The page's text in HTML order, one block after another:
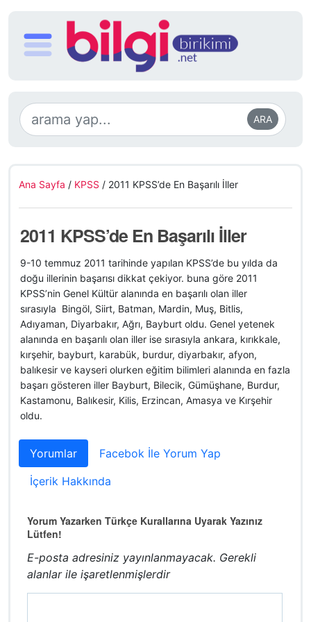
ARA
Ana Sayfa / KPSS / 2011 KPSS’de En Başarılı İller
2011 KPSS’de En Başarılı İller
9-10 temmuz 2011 tarihinde yapılan KPSS’de bu yılda da
doğu illerinin başarısı dikkat çekiyor. buna göre 2011
KPSS’nin Genel Kültür alanında en başarılı olan iller
sırasıyla Bingöl, Siirt, Batman, Mardin, Muş, Bitlis,
Adıyaman, Diyarbakır, Ağrı, Bayburt oldu. Genel yetenek
alanında en başarılı olan iller ise sırasıyla ankara, kırıkkale,
kırşehir, bayburt, karabük, burdur, diyarbakır, afyon,
balıkesir ve kayseri olurken eğitim bilimleri alanında en fazla
başarı gösteren iller Bayburt, Bilecik, Gümüşhane, Burdur,
Kastamonu, Balıkesir, Kilis, Erzincan, Amasya ve Kırşehir
oldu.
Yorumlar
Facebok İle Yorum Yap
İçerik Hakkında
Yorum Yazarken Türkçe Kurallarına Uyarak Yazınız
Lütfen!
E-posta adresiniz yayınlanmayacak. Gerekli
alanlar ile işaretlenmişlerdir